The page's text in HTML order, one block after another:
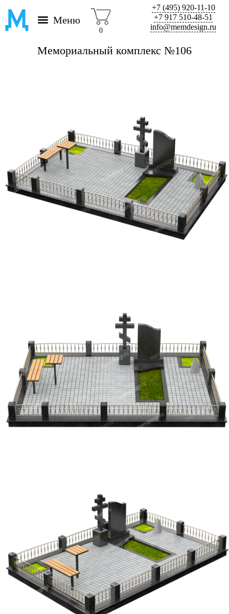
Меню
0
+7 (495) 920-11-10
+7 917 510-48-51
info@memdesign.ru
Мемориальный комплекс №106